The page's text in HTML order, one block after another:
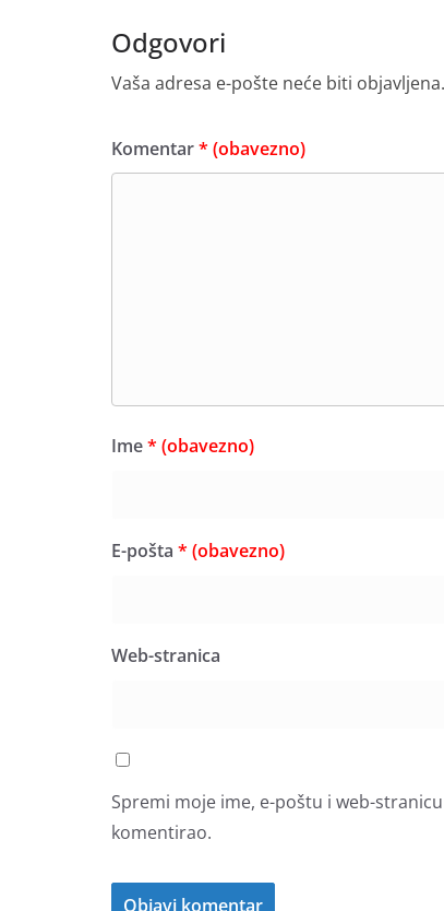
Odgovori
Vaša adresa e-pošte neće biti objavljena.
Komentar* (obavezno)
Ime* (obavezno)
E-pošta * (obavezno)
Web-stranica
Spremi moje ime, e-poštu i web-
komentirao.